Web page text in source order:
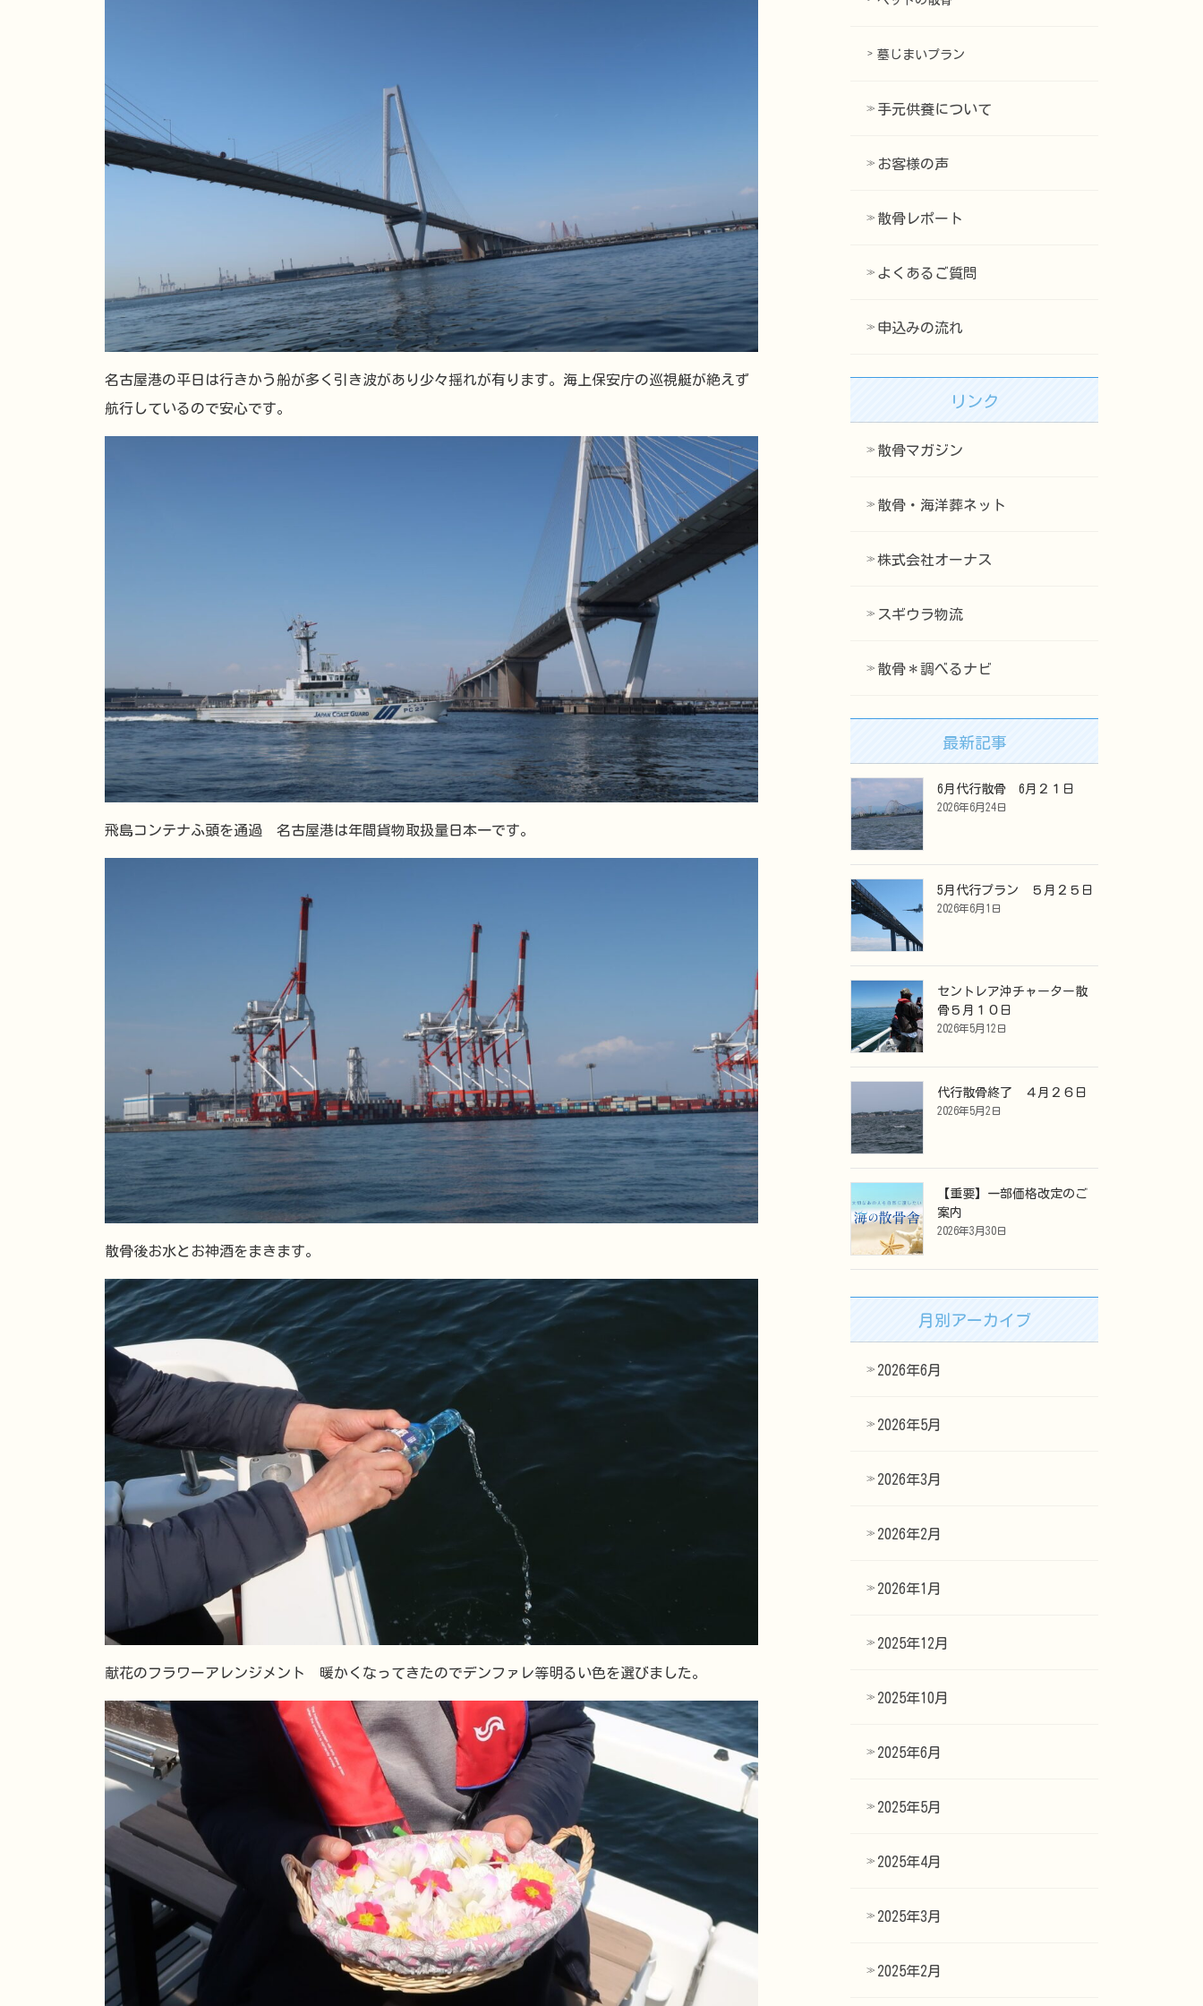
名古屋港の平日は行きかう船が多く引き波があり少々揺れが有ります。海上保安庁の巡視艇が絶えず
航行しているので安心です。
飛島コンテナふ頭を通過 名古屋港は年間貨物取扱量日本一です。
散骨後お水とお神酒をまきます。
献花のフラワーアレンジメント 暖かくなってきたのでデンファレ等明るい色を選びました。
墓じまいプラン
手元供養について
お客様の声
散骨レポート
よくあるご質問
申込みの流れ
リンク
散骨マガジン
散骨・海洋葬ネット
株式会社オーナス
スギウラ物流
散骨＊調べるナビ
最新記事
6月代行散骨 6月２１日
2026年6月24日
5月代行プラン ５月２５日
2026年6月1日
セントレア沖チャーター散
骨５月１０日
2026年5月12日
代行散骨終了 ４月２６日
2026年5月2日
【重要】一部価格改定のご
案内
2026年3月30日
月別アーカイブ
2026年6月
2026年5月
2026年3月
2026年2月
2026年1月
2025年12月
2025年10月
2025年6月
2025年5月
2025年4月
2025年3月
2025年2月